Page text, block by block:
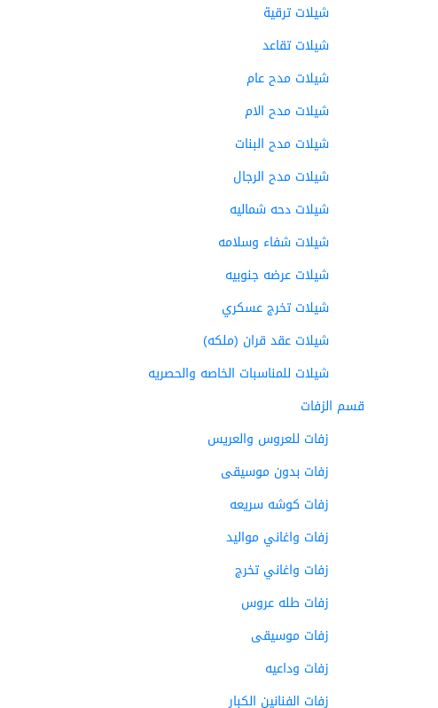
شيلات ترقية
شيلات تقاعد
شيلات مدح عام
شيلات مدح الام
شيلات مدح البنات
شيلات مدح الرجال
شيلات دحه شماليه
شيلات شفاء وسلامه
شيلات عرضه جنوبيه
شيلات تخرج عسكري
شيلات عقد قران (ملكه)
شيلات للمناسبات الخاصه والحصريه
قسم الزفات
زفات للعروس والعريس
زفات بدون موسيقى
زفات كوشه سريعه
زفات واغاني مواليد
زفات واغاني تخرج
زفات طله عروس
زفات موسيقى
زفات وداعيه
زفات الفنانين الكبار